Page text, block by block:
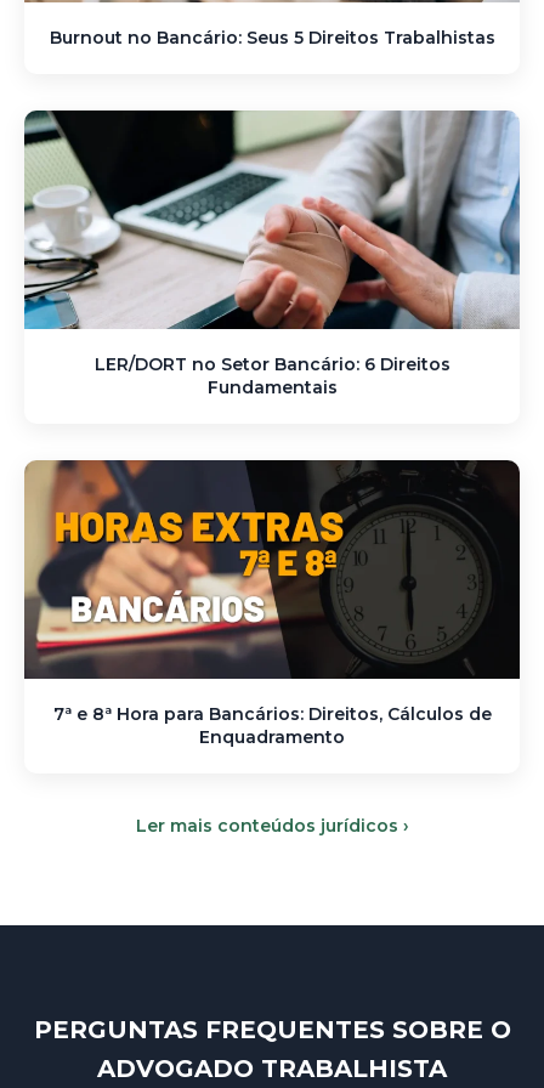
Burnout no Bancário: Seus 5 Direitos Trabalhistas
LER/DORT no Setor Bancário: 6 Direitos
Fundamentais
7ª e 8ª Hora para Bancários: Direitos, Cálculos de
Enquadramento
Ler mais conteúdos jurídicos ›
PERGUNTAS FREQUENTES SOBRE O
ADVOGADO TRABALHISTA